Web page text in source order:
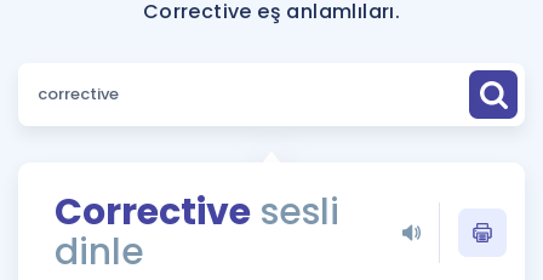
Sözlük
Rehberlik Aracı
ÖSYM Sınav Takvimi
Hakkımızda
Corrective eş anlamlıları.
Corrective sesli
dinle